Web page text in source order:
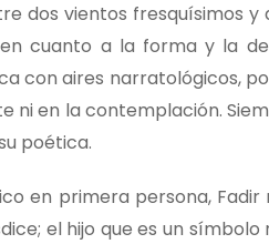
dos vientos fresquísimos
cuanto a la forma y la
con aires narratológicos,
ni en la contemplación.
poética.
en primera persona,
el hijo que es un